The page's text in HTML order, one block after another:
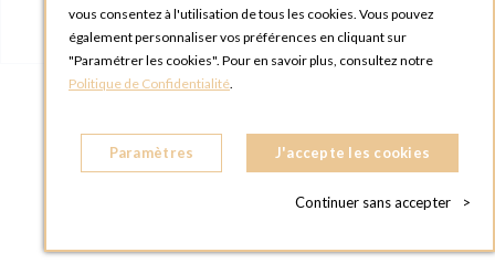
Assiette plate Terrace Ø 28 cm
vous consentez à l'utilisation de tous les cookies. Vous pouvez
également personnaliser vos préférences en cliquant sur
"Paramétrer les cookies". Pour en savoir plus, consultez notre
Politique de Confidentialité.
Paramètres J'accepte les cookies
Continuer sans accepter >